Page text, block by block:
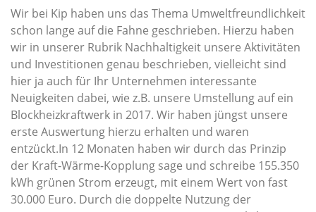
Wir bei Kip haben uns das Thema Umweltfreundlichkeit
schon lange auf die Fahne geschrieben. Hierzu haben
wir in unserer Rubrik Nachhaltigkeit unsere Aktivitäten
und Investitionen genau beschrieben, vielleicht sind
hier ja auch für Ihr Unternehmen interessante
Neuigkeiten dabei, wie z.B. unsere Umstellung auf ein
Blockheizkraftwerk in 2017. Wir haben jüngst unsere
erste Auswertung hierzu erhalten und waren
entzückt.In 12 Monaten haben wir durch das Prinzip
der Kraft-Wärme-Kopplung sage und schreibe 155.350
kWh grünen Strom erzeugt, mit einem Wert von fast
30.000 Euro. Durch die doppelte Nutzung der